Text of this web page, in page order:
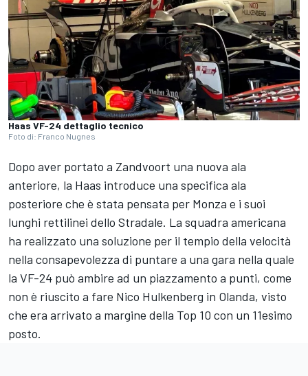
Haas VF-24 dettaglio tecnico
Foto di: Franco Nugnes
Dopo aver portato a Zandvoort una nuova ala
anteriore, la Haas introduce una specifica ala
posteriore che è stata pensata per Monza e i suoi
lunghi rettilinei dello Stradale. La squadra americana
ha realizzato una soluzione per il tempio della velocità
nella consapevolezza di puntare a una gara nella quale
la VF-24 può ambire ad un piazzamento a punti, come
non è riuscito a fare Nico Hulkenberg in Olanda, visto
che era arrivato a margine della Top 10 con un 11esimo
posto.